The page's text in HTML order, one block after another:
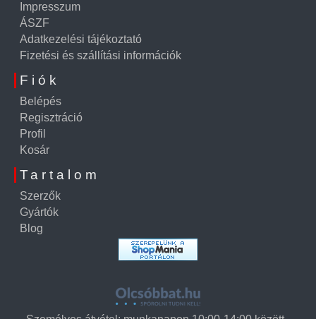
Impresszum
ÁSZF
Adatkezelési tájékoztató
Fizetési és szállítási információk
Fiók
Belépés
Regisztráció
Profil
Kosár
Tartalom
Szerzők
Gyártók
Blog